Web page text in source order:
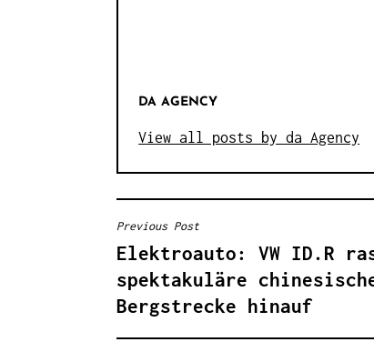
DA AGENCY
View all posts by da Agency
B
E
I
T
Previous Post
Elektroauto: VW ID.R
spektakuläre
Bergstrecke hinauf